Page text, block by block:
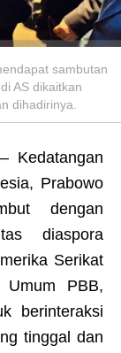
sambutan
AS dikaitkan
dihadirinya.
Kedatangan
Prabowo
dengan
diaspora
Serikat
Umum PBB,
berinteraksi
tinggal dan